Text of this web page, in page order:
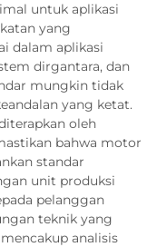
untuk aplikasi
yang
dalam aplikasi
dirgantara, dan
mungkin tidak
yang ketat.
oleh
bahwa motor
standar
unit produksi
pelanggan
teknik yang
analisis